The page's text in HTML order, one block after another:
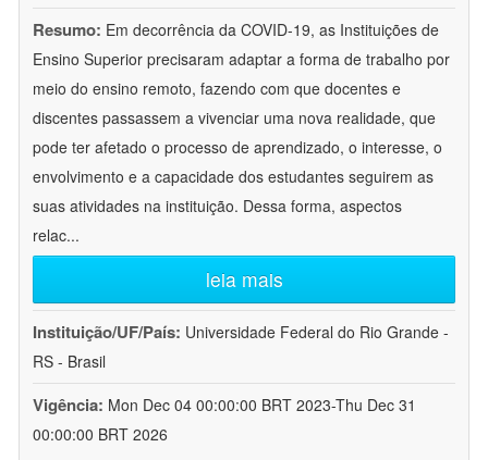
Resumo: Em decorrência da COVID-19, as Instituições de
Ensino Superior precisaram adaptar a forma de trabalho por
meio do ensino remoto, fazendo com que docentes e
discentes passassem a vivenciar uma nova realidade, que
pode ter afetado o processo de aprendizado, o interesse, o
envolvimento e a capacidade dos estudantes seguirem as
suas atividades na instituição. Dessa forma, aspectos
relac...
leia mais
Instituição/UF/País: Universidade Federal do Rio Grande -
RS - Brasil
Vigência: Mon Dec 04 00:00:00 BRT 2023-Thu Dec 31
00:00:00 BRT 2026